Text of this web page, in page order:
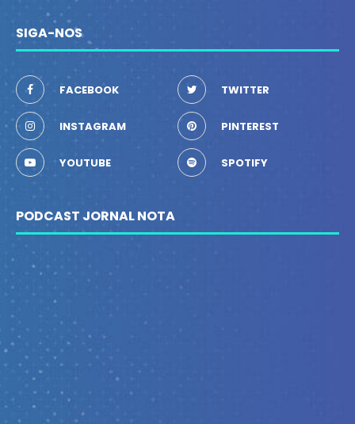
SIGA-NOS
FACEBOOK TWITTER
INSTAGRAM PINTEREST
YOUTUBE SPOTIFY
PODCAST JORNAL NOTA